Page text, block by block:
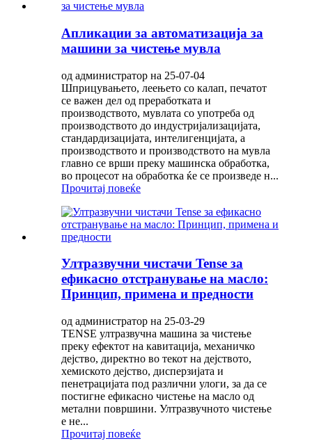
Апликации за автоматизација за
машини за чистење мувла
од администратор на 25-07-04
Шприцувањето, леењето со калап, печатот
се важен дел од преработката и
производството, мувлата со употреба од
производството до индустријализацијата,
стандардизацијата, интелигенцијата, а
производството и производството на мувла
главно се врши преку машинска обработка,
во процесот на обработка ќе се произведе н...
Прочитај повеќе
Ултразвучни чистачи Tense за
ефикасно отстранување на масло:
Принцип, примена и предности
од администратор на 25-03-29
TENSE ултразвучна машина за чистење
преку ефектот на кавитација, механичко
дејство, директно во текот на дејството,
хемиското дејство, дисперзијата и
пенетрацијата под различни улоги, за да се
постигне ефикасно чистење на масло од
метални површини. Ултразвучното чистење
е не...
Прочитај повеќе